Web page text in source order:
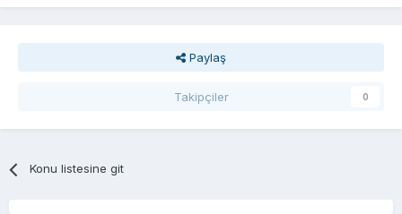
Paylaş
Takipçiler 0
Konu listesine git